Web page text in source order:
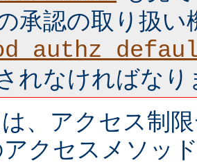
承認の取り扱
れなければなり
、アクセス制
クセスメソッ